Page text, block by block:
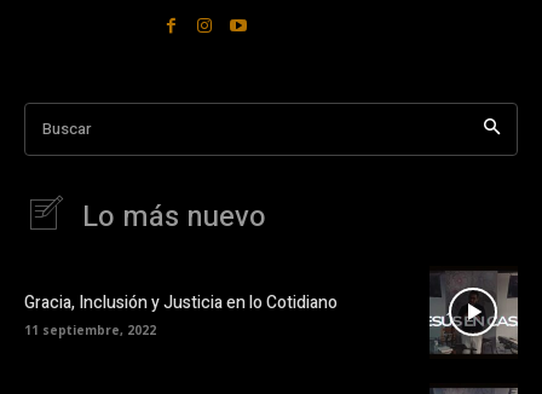
Buscar
Lo más nuevo
Gracia, Inclusión y Justicia en lo Cotidiano
11 septiembre, 2022